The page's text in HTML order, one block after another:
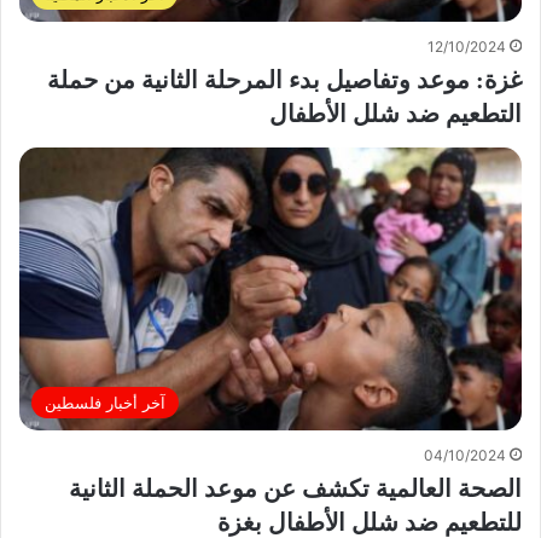
12/10/2024
غزة: موعد وتفاصيل بدء المرحلة الثانية من حملة
التطعيم ضد شلل الأطفال
آخر أخبار فلسطين
04/10/2024
الصحة العالمية تكشف عن موعد الحملة الثانية
للتطعيم ضد شلل الأطفال بغزة